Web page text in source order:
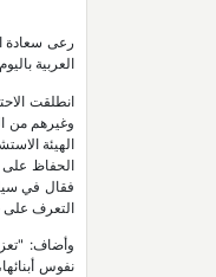
العربية باليوم العالمي للغة العربية 2024م،
انطلقت
وغيرهم من
الحفاظ على
فقال في
التعرف على
وأضاف:
نفوس